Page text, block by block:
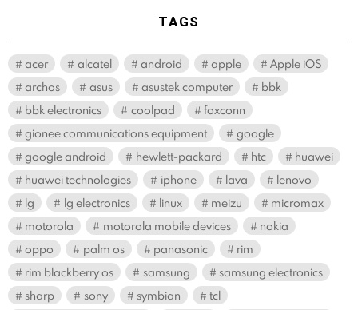
TAGS
acer alcatel android apple
Apple iOS
archos
asus asustek computer
bbk
bbk electronics
coolpad
foxconn
gionee communications equipment
google
google android
hewlett-packard htc
huawei
huawei technologies
iphone lava
lenovo
lg
lg electronics linux meizu
micromax
motorola
motorola mobile devices
nokia
oppo
palm os panasonic
rim
rim blackberry os
samsung
samsung electronics
sharp
sony symbian
tcl